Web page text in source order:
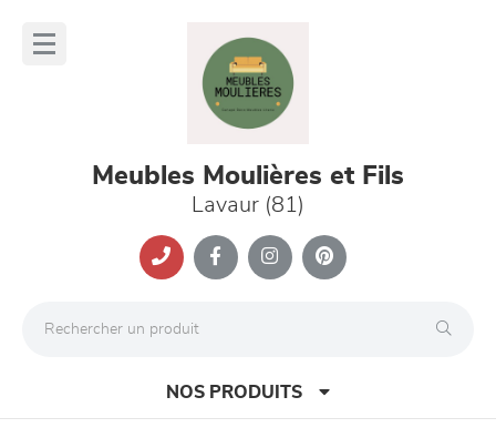
Meubles Moulières et Fils
Lavaur (81)
NOS PRODUITS